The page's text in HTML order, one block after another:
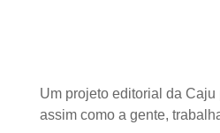
Um projeto editorial da Caju
assim como a gente,